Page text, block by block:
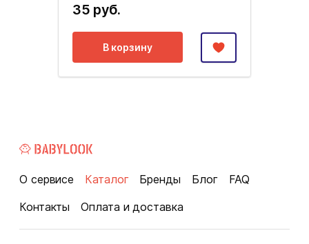
35 руб.
В корзину
О сервисе Каталог Бренды Блог
FAQ
Контакты
Оплата и доставка